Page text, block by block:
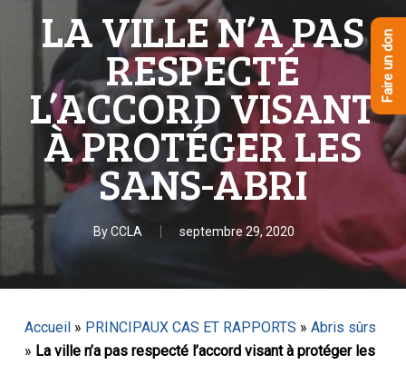
LA VILLE N’A PAS
RESPECTÉ
L’ACCORD VISANT
À PROTÉGER LES
SANS-ABRI
ByCCLA septembre 29, 2020
Accueil» PRINCIPAUX CAS ET RAPPORTS » Abris sûrs
» La ville n’a pas respecté l’accord visant à protéger les
Faire un don